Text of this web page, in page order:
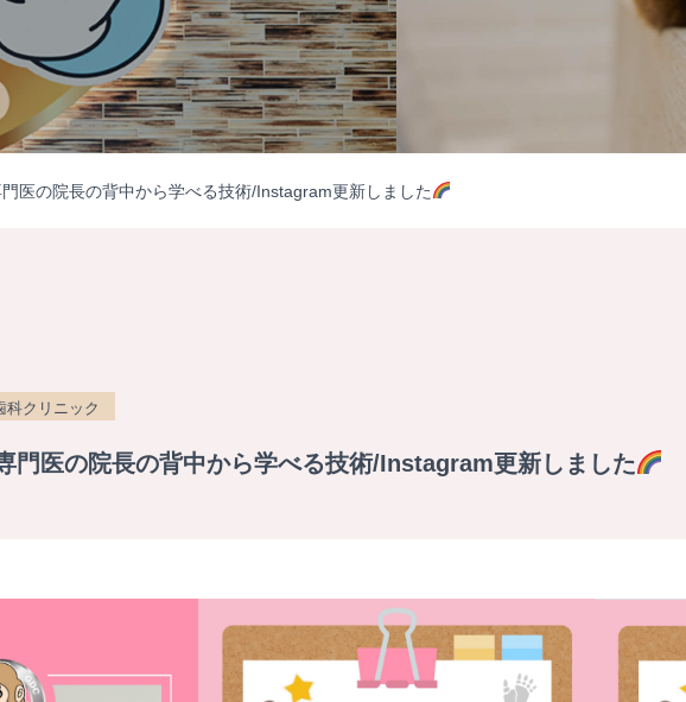
医の院長の背中から学べる技術/Instagram更新しました
科クリニック
門医の院長の背中から学べる技術/Instagram更新しました